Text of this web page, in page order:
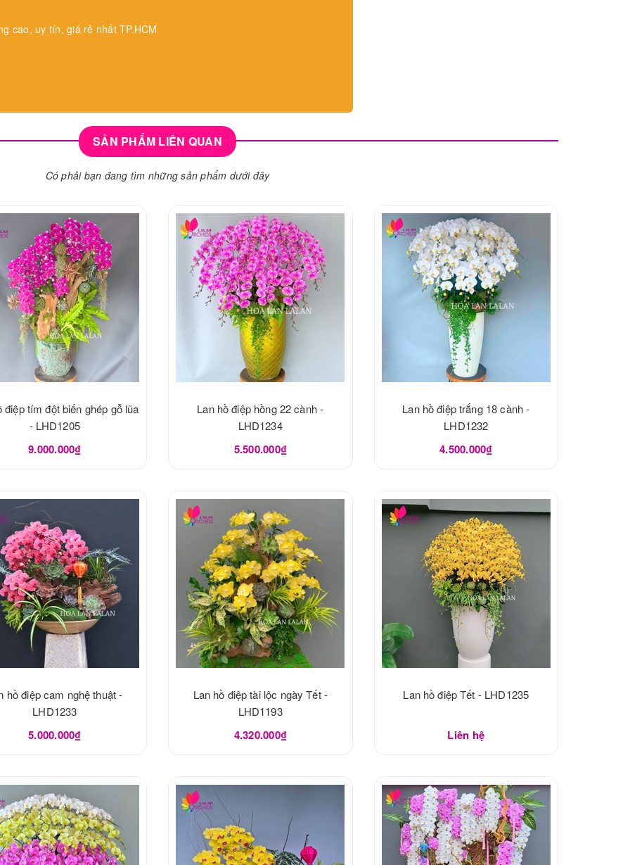
cao, uy tín, giá rẻ nhất TP.HCM
SẢN PHẨM LIÊN QUAN
Có phải bạn đang tìm những sản phẩm dưới đây
điệp tím đột biến ghép gỗ lũa
- LHD1205
9.000.000₫
Lan hồ điệp hồng 22 cành -
LHD1234
5.500.000₫
Lan hồ điệp trắng 18 cành -
LHD1232
4.500.000₫
hồ điệp cam nghệ thuật -
LHD1233
5.000.000₫
Lan hồ điệp tài lộc ngày Tết -
LHD1193
4.320.000₫
Lan hồ điệp Tết - LHD1235
Liên hệ